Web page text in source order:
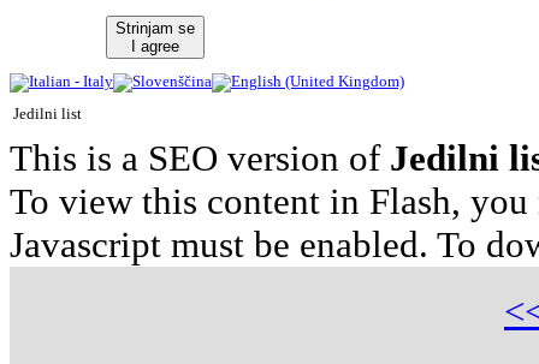
Strinjam se
I agree
Jedilni list
This is a SEO version of Jedilni
To view this content in Flash,
Javascript must be enabled. To